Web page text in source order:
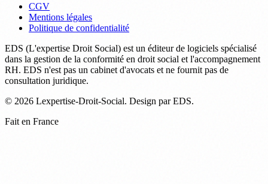
CGV
Mentions légales
Politique de confidentialité
EDS (L'expertise Droit Social) est un éditeur de logiciels spécialisé
dans la gestion de la conformité en droit social et l'accompagnement
RH. EDS n'est pas un cabinet d'avocats et ne fournit pas de
consultation juridique.
© 2026 Lexpertise-Droit-Social. Design par EDS.
Fait en France